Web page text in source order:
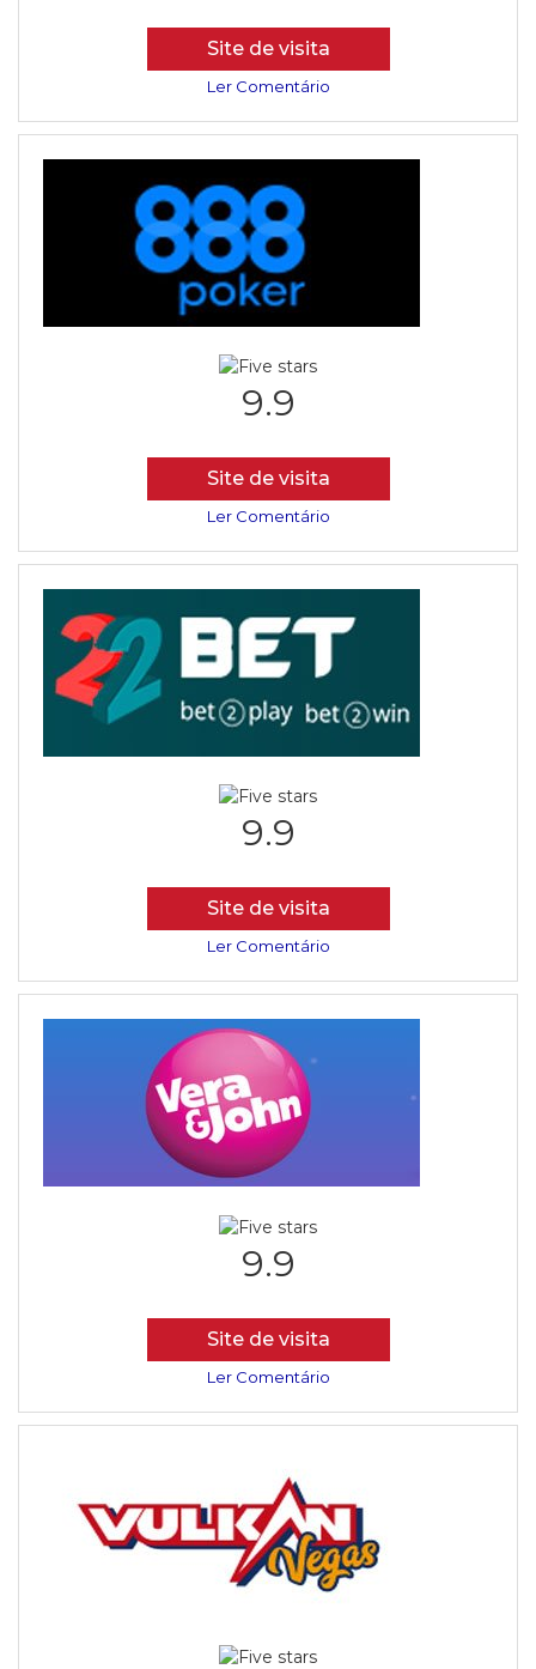
Site de visita
Ler Comentário
9.9
Site de visita
Ler Comentário
9.9
Site de visita
Ler Comentário
9.9
Site de visita
Ler Comentário